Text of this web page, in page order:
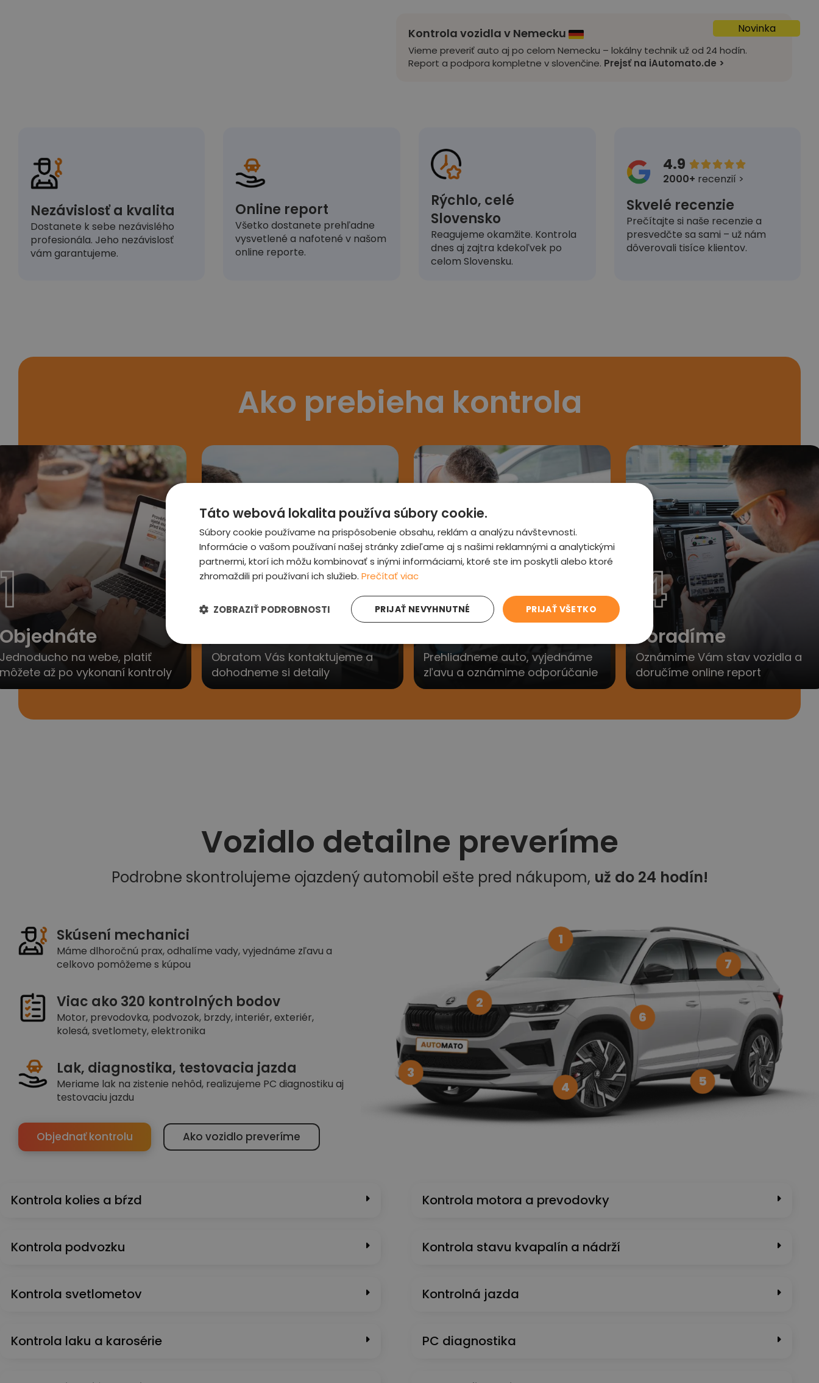
Novinka
Kontrola vozidla v Nemecku
Vieme preveriť auto aj po celom Nemecku – lokálny technik už od 24 hodín.
Report a podpora kompletne v slovenčine. Prejsť na iAutomato.de >
Nezávislosť a kvalita
Dostanete k sebe nezávislého
profesionála. Jeho nezávislosť
vám garantujeme.
Online report
Všetko dostanete prehľadne
vysvetlené a nafotené v našom
online reporte.
Rýchlo, celé
Slovensko
Reagujeme okamžite. Kontrola
dnes aj zajtra kdekoľvek po
celom Slovensku.
4.9 
2000+ recenzií >
Skvelé recenzie
Prečítajte si naše recenzie a
presvedčte sa sami – už nám
dôverovali tisíce klientov.
Ako prebieha kontrola
1
Objednáte
Jednoducho na webe, platiť
môžete až po vykonaní kontroly
2
Obratom Vás kontaktujeme a
dohodneme si detaily
3
Prehliadneme auto, vyjednáme
zľavu a oznámime odporúčanie
4
Poradíme
Oznámime Vám stav vozidla a
doručíme online report
Vozidlo detailne preveríme
Podrobne skontrolujeme ojazdený automobil ešte pred nákupom, už do 24 hodín!
Skúsení mechanici
Máme dlhoročnú prax, odhalíme vady, vyjednáme zľavu a
celkovo pomôžeme s kúpou
Viac ako 320 kontrolných bodov
Motor, prevodovka, podvozok, brzdy, interiér, exteriér,
kolesá, svetlomety, elektronika
Lak, diagnostika, testovacia jazda
Meriame lak na zistenie nehôd, realizujeme PC diagnostiku aj
testovaciu jazdu
Objednať kontrolu Ako vozidlo preveríme
1
2
3
4
5
6
7
Kontrola kolies a bŕzd
Kontrola podvozku
Kontrola svetlometov
Kontrola laku a karosérie
Kontrola motora a prevodovky
Kontrola stavu kvapalín a nádrží
Kontrolná jazda
PC diagnostika
Táto webová lokalita používa súbory cookie.
Súbory cookie používame na prispôsobenie obsahu, reklám a analýzu návštevnosti.
Informácie o vašom používaní našej stránky zdieľame aj s našimi reklamnými a analytickými
partnermi, ktorí ich môžu kombinovať s inými informáciami, ktoré ste im poskytli alebo ktoré
zhromaždili pri používaní ich služieb. Prečítať viac
PRIJAŤ VŠETKO
PRIJAŤ NEVYHNUTNÉ
ZOBRAZIŤ PODROBNOSTI